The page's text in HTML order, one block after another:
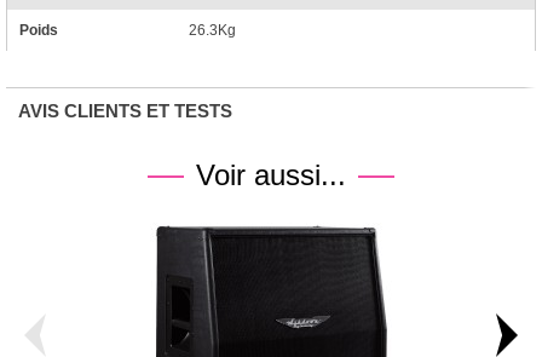
Poids 26.3Kg
AVIS CLIENTS ET TESTS
Voir aussi...